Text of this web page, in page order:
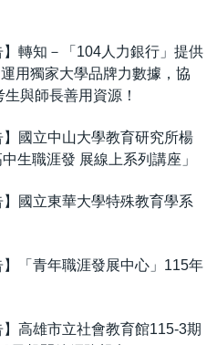
】轉知－「104人力銀行」提供
用獨家大學品牌力數據，協
與師長善用資源！
】國立中山大學教育研究所楊
生職涯發 展線上系列講座」
】國立東華大學特殊教育學系
】「青年職涯發展中心」115年
】高雄市立社會教育館115-3期